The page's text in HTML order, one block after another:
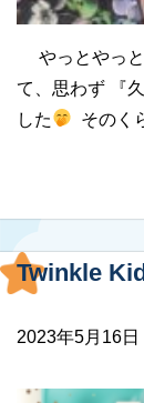
やっとやっ
て、思わず 『
した
そのく
Twinkle
2023年5月16日